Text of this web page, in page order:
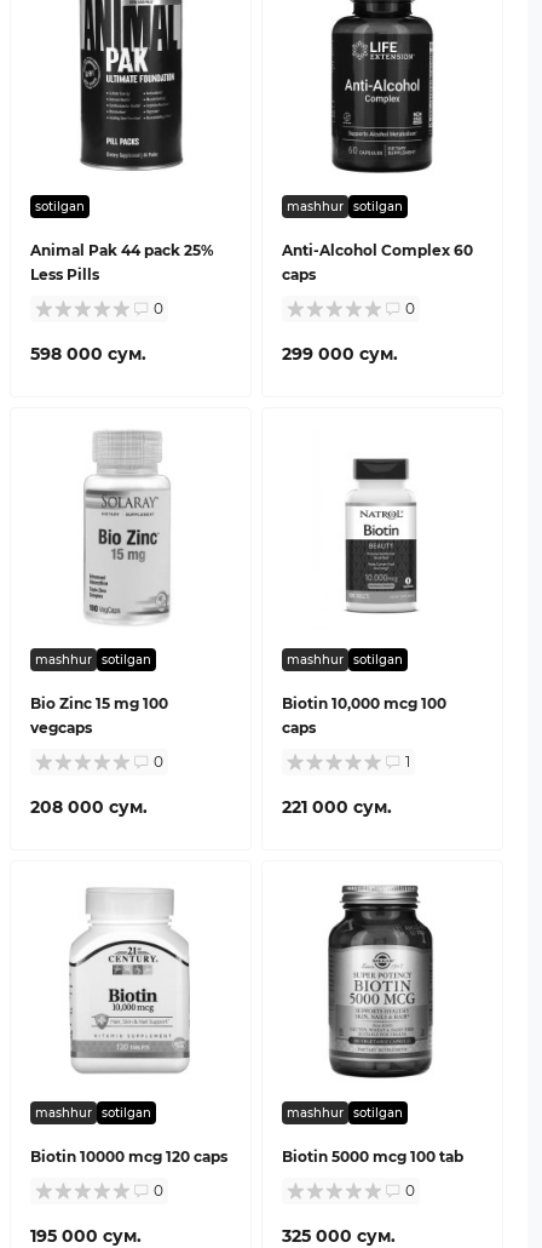
sotilgan
Animal Pak 44 pack 25%
Less Pills
0
598 000 сум.
mashhur sotilgan
Anti-Alcohol Complex 60
caps
0
299 000 сум.
mashhur sotilgan
Bio Zinc 15 mg 100
vegcaps
0
208 000 сум.
mashhur sotilgan
Biotin 10,000 mcg 100
caps
1
221 000 сум.
mashhur sotilgan
Biotin 10000 mcg 120 caps
0
195 000 сум.
mashhur sotilgan
Biotin 5000 mcg 100 tab
0
325 000 сум.